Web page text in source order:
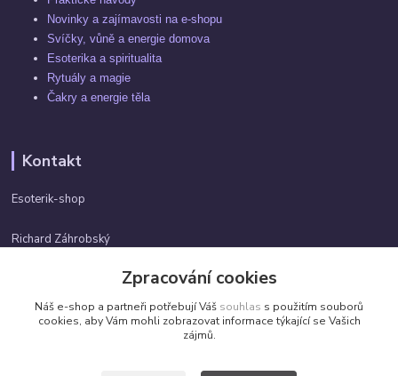
Novinky a zajímavosti na e-shopu
Svíčky, vůně a energie domova
Esoterika a spiritualita
Rytuály a magie
Čakry a energie těla
Kontakt
Esoterik-shop
Richard Záhrobský
info@esoterik-shop.cz
Zpracování cookies
Náš e-shop a partneři potřebují Váš souhlas s použitím souborů
cookies, aby Vám mohli zobrazovat informace týkající se Vašich
zájmů.